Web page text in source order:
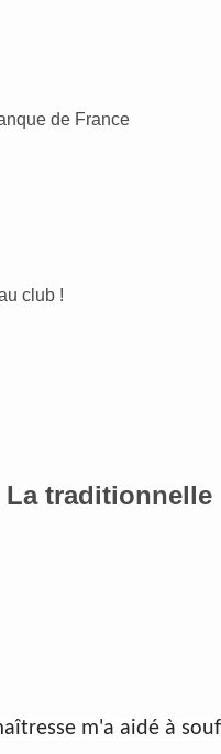
de France
club !
La
m'a aidé à